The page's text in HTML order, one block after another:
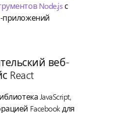
Node.jsс
приложений
веб-
React
JavaScript,
Facebook для